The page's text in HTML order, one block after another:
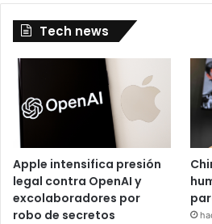
Tech news
Apple intensifica presión
legal contra OpenAI y
excolaboradores por
robo de secretos